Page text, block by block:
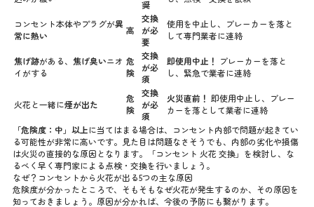
奨
コンセント本体やプラグが異
常に熱い
高
交換
が必
要
使用を中止し、ブレーカーを落と
して専門業者に連絡
焦げ跡がある、 焦げ臭いニオ
イがする
危
険
交換
が必
須
即使用中止！ ブレーカーを落と
し、緊急で業者に連絡
火花と一緒に煙が出た
危
険
交換
が必
須
火災直前！ 即使用中止し、ブレー
カーを落として業者に連絡
「危険度：中」以上に当てはまる場合は、コンセント内部で問題が起きてい
る可能性が非常に高いです。見た目は問題なさそうでも、内部の劣化や損傷
は火災の直接的な原因となります。「コンセント 火花 交換」を検討し、な
るべく早く専門家による点検・交換を行いましょう。
なぜ？コンセントから火花が出る5つの主な原因
危険度が分かったところで、そもそもなぜ火花が発生するのか、その原因を
知っておきましょう。原因が分かれば、今後の予防にも繋がります。